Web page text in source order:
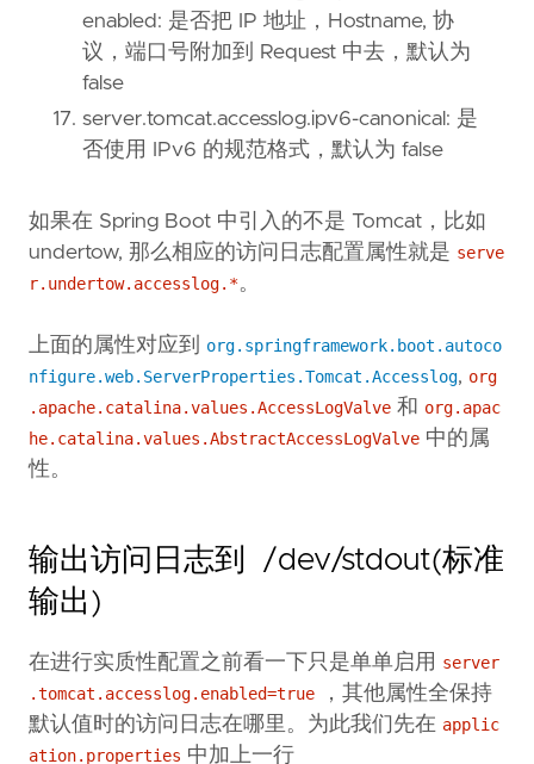
enabled: 是否把 IP 地址，Hostname, 协
议，端口号附加到 Request 中去，默认为
false
server.tomcat.accesslog.ipv6-canonical: 是
否使用 IPv6 的规范格式，默认为 false
如果在 Spring Boot 中引入的不是 Tomcat，比如
undertow, 那么相应的访问日志配置属性就是 serve
r.undertow.accesslog.*。
上面的属性对应到
org.springframework.boot.autoco
nfigure.web.ServerProperties.Tomcat.Accesslog, org
.apache.catalina.values.AccessLogValve 和 org.apac
he.catalina.values.AbstractAccessLogValve 中的属
性。
输出访问日志到 /dev/stdout(标准
输出)
在进行实质性配置之前看一下只是单单启用 server
.tomcat.accesslog.enabled=true ，其他属性全保持
默认值时的访问日志在哪里。为此我们先在 applic
ation.properties 中加上一行